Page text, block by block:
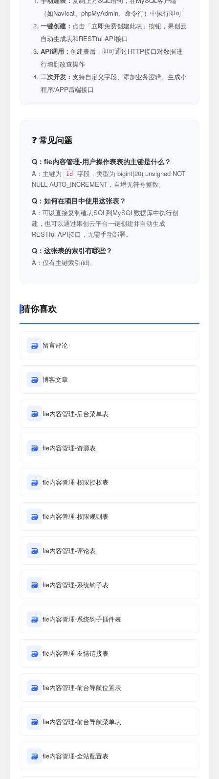
（如Navicat、phpMyAdmin、命令行）中执行即可
一键创建： 点击「立即免费创建此表」按钮，果创云
自动生成表和RESTful API接口
API调用： 创建表后，即可通过HTTP接口对数据进
行增删改查操作
二次开发： 支持自定义字段、添加业务逻辑、生成小
程序/APP后端接口
❓ 常见问题
Q：fie内容管理-用户操作表表的主键是什么？
A：主键为 id
字段，类型为 bigint(20) unsigned NOT
NULL AUTO_INCREMENT，自增无符号整数。
Q：如何在项目中使用这张表？
A：可以直接复制建表SQL到MySQL数据库中执行创
建，也可以通过果创云平台一键创建并自动生成
RESTful API接口，无需手动部署。
Q：这张表的索引有哪些？
A：仅有主键索引(id)。
猜你喜欢
🗃 留言评论
🗃 博客文章
🗃 fie内容管理-后台菜单表
🗃 fie内容管理-资源表
🗃 fie内容管理-权限授权表
🗃 fie内容管理-权限规则表
🗃 fie内容管理-评论表
🗃 fie内容管理-系统钩子表
🗃 fie内容管理-系统钩子插件表
🗃 fie内容管理-友情链接表
🗃 fie内容管理-前台导航位置表
🗃 fie内容管理-前台导航菜单表
🗃 fie内容管理-全站配置表